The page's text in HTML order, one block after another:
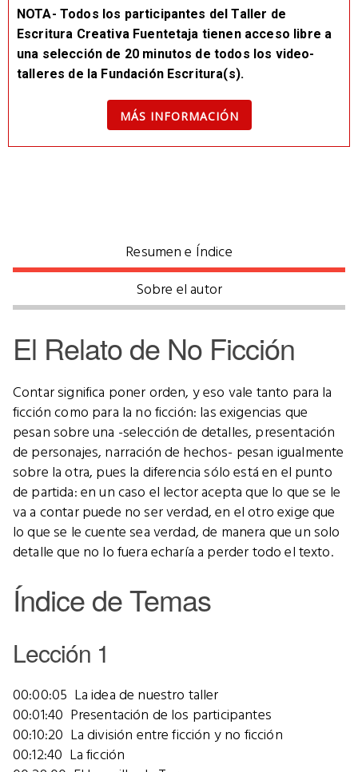
NOTA- Todos los participantes del Taller de
Escritura Creativa Fuentetaja tienen acceso libre a
una selección de 20 minutos de todos los video-
talleres de la Fundación Escritura(s).
MÁS INFORMACIÓN
Resumen e Índice
Sobre el autor
El Relato de No Ficción
Contar significa poner orden, y eso vale tanto para la
ficción como para la no ficción: las exigencias que
pesan sobre una -selección de detalles, presentación
de personajes, narración de hechos- pesan igualmente
sobre la otra, pues la diferencia sólo está en el punto
de partida: en un caso el lector acepta que lo que se le
va a contar puede no ser verdad, en el otro exige que
lo que se le cuente sea verdad, de manera que un solo
detalle que no lo fuera echaría a perder todo el texto.
Índice de Temas
Lección 1
00:00:05 La idea de nuestro taller
00:01:40 Presentación de los participantes
00:10:20 La división entre ficción y no ficción
00:12:40 La ficción